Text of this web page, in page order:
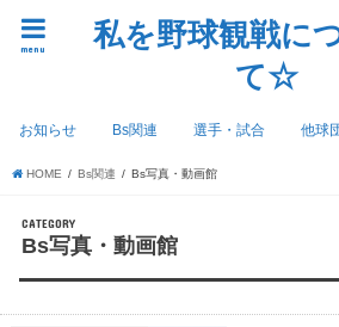
私を野球観戦に
て☆
menu
お知らせ Bs関連 選手・試合 他球
HOME Bs関連 Bs写真・動画館
CATEGORY
Bs写真・動画館